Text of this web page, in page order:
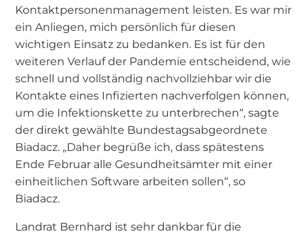
Kontaktpersonenmanagement leisten. Es war mir
ein Anliegen, mich persönlich für diesen
wichtigen Einsatz zu bedanken. Es ist für den
weiteren Verlauf der Pandemie entscheidend, wie
schnell und vollständig nachvollziehbar wir die
Kontakte eines Infizierten nachverfolgen können,
um die Infektionskette zu unterbrechen“, sagte
der direkt gewählte Bundestagsabgeordnete
Biadacz. „Daher begrüße ich, dass spätestens
Ende Februar alle Gesundheitsämter mit einer
einheitlichen Software arbeiten sollen“, so
Biadacz.
Landrat Bernhard ist sehr dankbar für die